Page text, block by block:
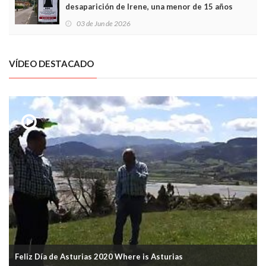
desaparición de Irene, una menor de 15 años
03 de Jun de 2026
VÍDEO DESTACADO
Feliz Día de Asturias 2020 Where is Asturias